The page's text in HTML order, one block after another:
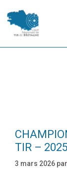
TIR –
3 mars 2026 par